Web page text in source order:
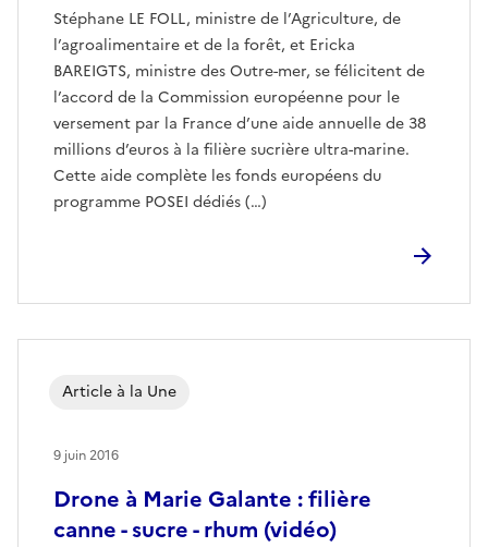
Stéphane LE FOLL, ministre de l’Agriculture, de
l’agroalimentaire et de la forêt, et Ericka
BAREIGTS, ministre des Outre-mer, se félicitent de
l’accord de la Commission européenne pour le
versement par la France d’une aide annuelle de 38
millions d’euros à la filière sucrière ultra-marine.
Cette aide complète les fonds européens du
programme POSEI dédiés (…)
Drone à Marie Galante : filière
canne - sucre - rhum (vidéo)
Article à la Une
9 juin 2016